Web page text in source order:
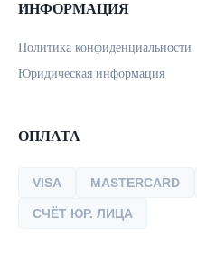
ИНФОРМАЦИЯ
Политика конфиденциальности
Юридическая информация
ОПЛАТА
VISA MASTERCARD
СЧЁТ ЮР. ЛИЦА